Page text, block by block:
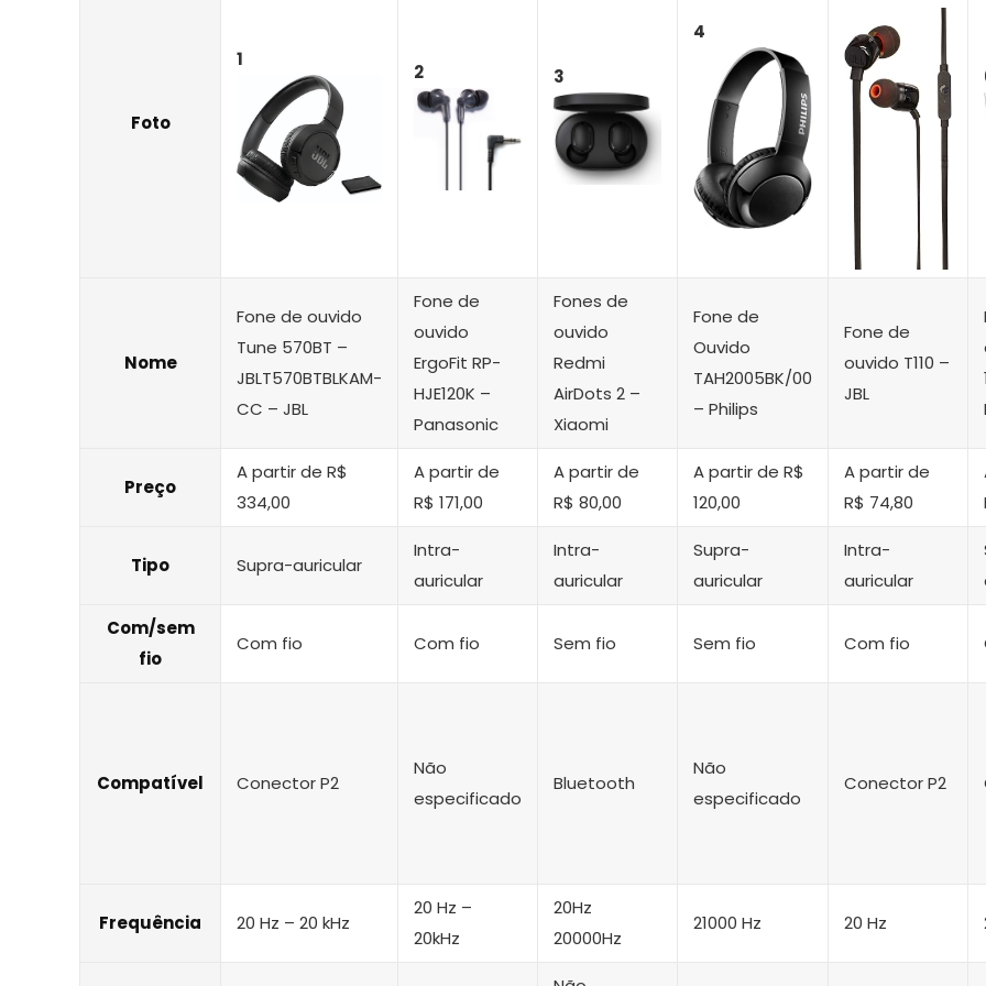
Foto
1
2 3
4
Nome
Fone de ouvido
Tune 570BT –
JBLT570BTBLKAM-
CC – JBL
Fone de
ouvido
ErgoFit RP-
HJE120K –
Panasonic
Fones de
ouvido
Redmi
AirDots 2 –
Xiaomi
Fone de
Ouvido
TAH2005BK/00
– Philips
Fone de
ouvido T110 –
JBL
Preço
A partir de R$
334,00
A partir de
R$ 171,00
A partir de
R$ 80,00
A partir de R$
120,00
A partir de
R$ 74,80
Tipo Supra-auricular
Intra-
auricular
Intra-
auricular
Supra-
auricular
Intra-
auricular
Com/sem
fio
Com fio Com fio Sem fio Sem fio Com fio
Compatível Conector P2
Não
especificado
Bluetooth
Não
especificado
Conector P2
Frequência 20 Hz – 20 kHz
20 Hz –
20kHz
20Hz
20000Hz
21000 Hz 20 Hz